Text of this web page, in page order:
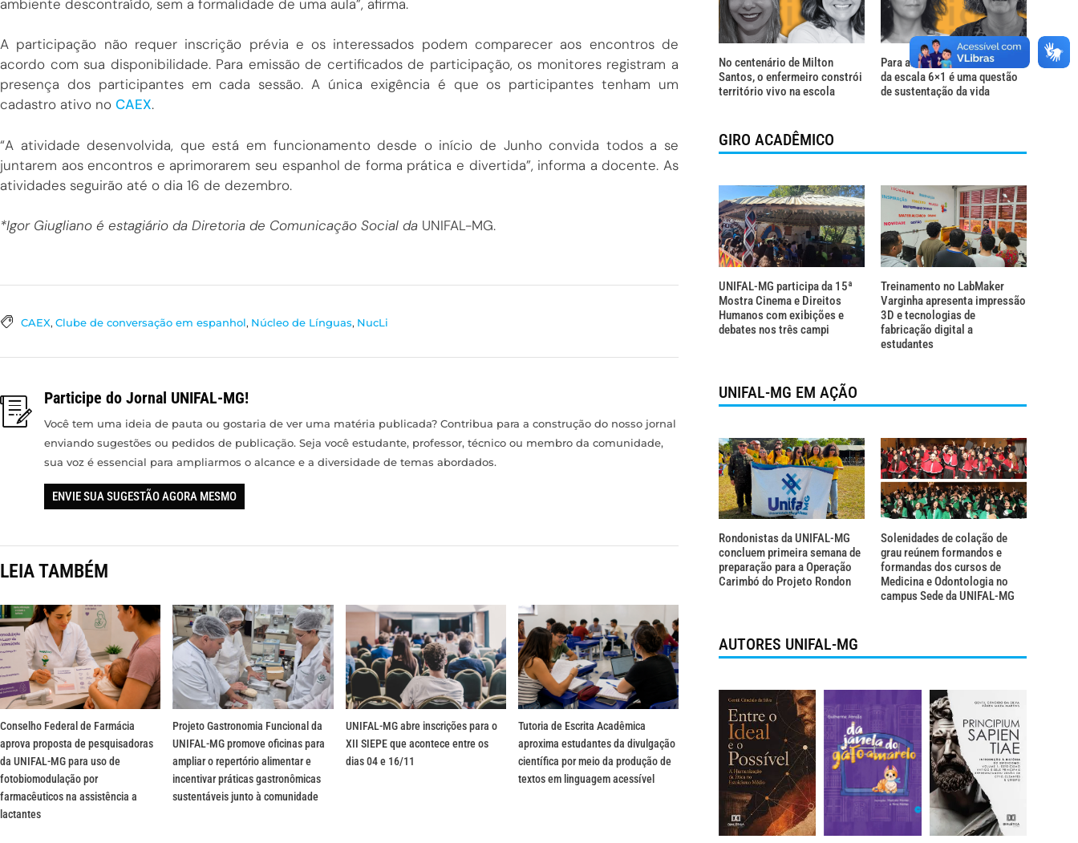
ambiente descontraído, sem a formalidade de uma aula”, afirma.
A participação não requer inscrição prévia e os interessados podem comparecer aos encontros de
acordo com sua disponibilidade. Para emissão de certificados de participação, os monitores registram a
presença dos participantes em cada sessão. A única exigência é que os participantes tenham um
cadastro ativo no CAEX.
“A atividade desenvolvida, que está em funcionamento desde o início de Junho convida todos a se
juntarem aos encontros e aprimorarem seu espanhol de forma prática e divertida”, informa a docente. As
atividades seguirão até o dia 16 de dezembro.
*Igor Giugliano é estagiário da Diretoria de Comunicação Social da UNIFAL-MG.
CAEX, Clube de conversação em espanhol, Núcleo de Línguas, NucLi
Participe do Jornal UNIFAL-MG!
Você tem uma ideia de pauta ou gostaria de ver uma matéria publicada? Contribua para a construção do nosso jornal
enviando sugestões ou pedidos de publicação. Seja você estudante, professor, técnico ou membro da comunidade,
sua voz é essencial para ampliarmos o alcance e a diversidade de temas abordados.
ENVIE SUA SUGESTÃO AGORA MESMO
LEIA TAMBÉM
Conselho Federal de Farmácia
aprova proposta de pesquisadoras
da UNIFAL-MG para uso de
fotobiomodulação por
farmacêuticos na assistência a
lactantes
Projeto Gastronomia Funcional da
UNIFAL-MG promove oficinas para
ampliar o repertório alimentar e
incentivar práticas gastronômicas
sustentáveis junto à comunidade
UNIFAL-MG abre inscrições para o
XII SIEPE que acontece entre os
dias 04 e 16/11
Tutoria de Escrita Acadêmica
aproxima estudantes da divulgação
científica por meio da produção de
textos em linguagem acessível
No centenário de Milton
Santos, o enfermeiro constrói
território vivo na escola
Para além do descanso: o fim
da escala 6×1 é uma questão
de sustentação da vida
GIRO ACADÊMICO
UNIFAL-MG participa da 15ª
Mostra Cinema e Direitos
Humanos com exibições e
debates nos três campi
Treinamento no LabMaker
Varginha apresenta impressão
3D e tecnologias de
fabricação digital a
estudantes
UNIFAL-MG EM AÇÃO
Rondonistas da UNIFAL-MG
concluem primeira semana de
preparação para a Operação
Carimbó do Projeto Rondon
Solenidades de colação de
grau reúnem formandos e
formandas dos cursos de
Medicina e Odontologia no
campus Sede da UNIFAL-MG
AUTORES UNIFAL-MG